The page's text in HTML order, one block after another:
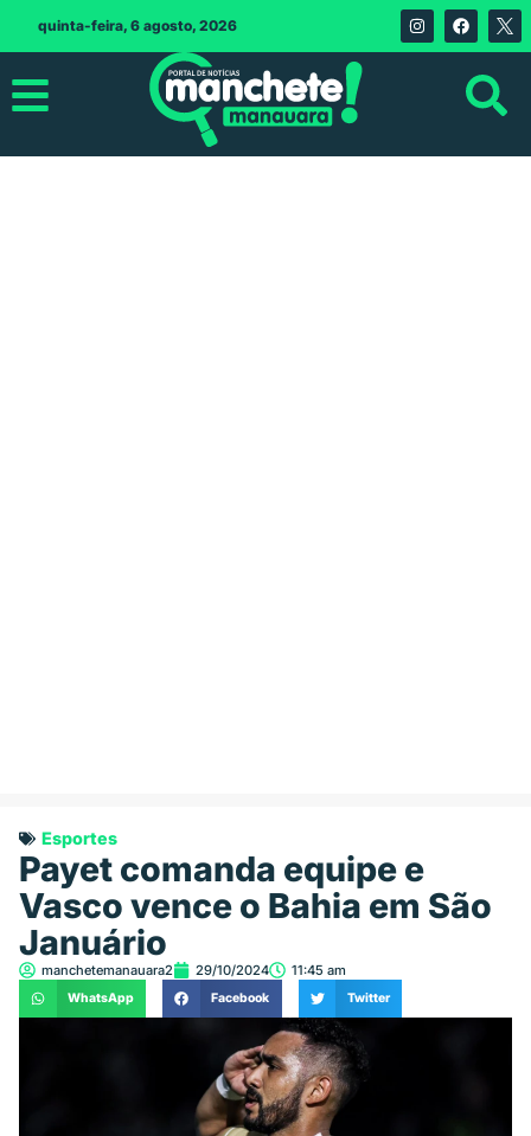
quinta-feira, 6 agosto, 2026
Esportes
Payet comanda equipe e
Vasco vence o Bahia em São
Januário
manchetemanauara2 29/10/2024 11:45 am
WhatsApp Facebook Twitter